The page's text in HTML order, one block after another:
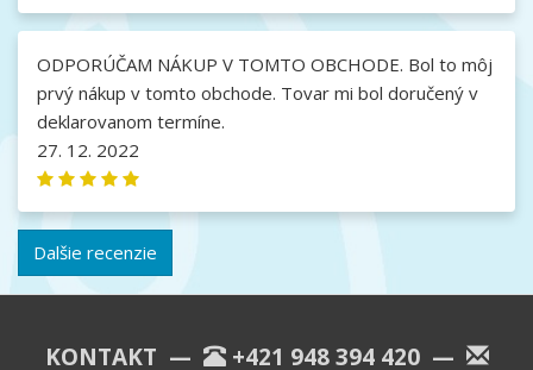
ODPORÚČAM NÁKUP V TOMTO OBCHODE. Bol to môj
prvý nákup v tomto obchode. Tovar mi bol doručený v
deklarovanom termíne.
27. 12. 2022
Dalšie recenzie
KONTAKT — +421 948 394 420—